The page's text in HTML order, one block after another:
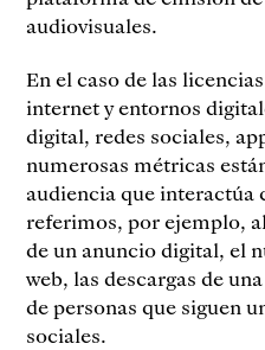
audiovisuales.
En el caso de las
internet y entornos
digital, redes sociales,
numerosas métricas
audiencia que
referimos, por ejemplo,
de un anuncio digital, el
web, las descargas de
de personas que siguen
sociales.